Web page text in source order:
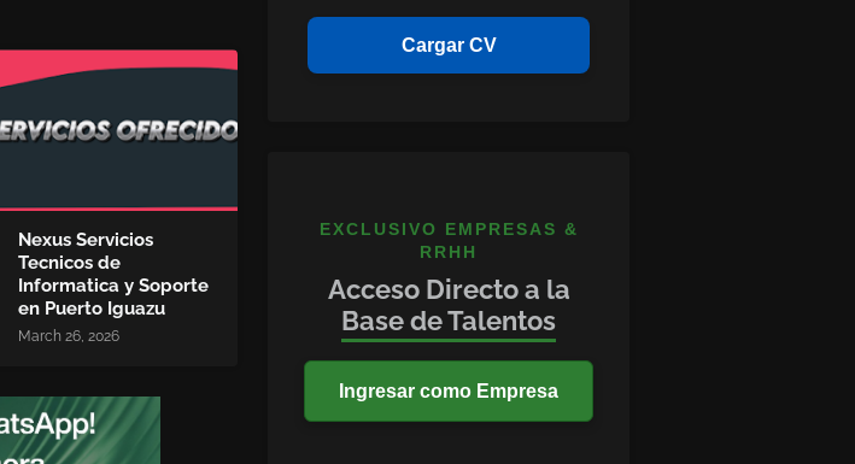
Nexus Servicios
Tecnicos de
Informatica y Soporte
en Puerto Iguazu
March 26, 2026
Cargar CV
EXCLUSIVO EMPRESAS &
RRHH
Acceso Directo a la
Base de Talentos
Ingresar como Empresa